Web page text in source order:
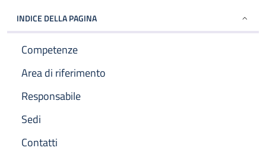
INDICE DELLA PAGINA
Competenze
Area di riferimento
Responsabile
Sedi
Contatti